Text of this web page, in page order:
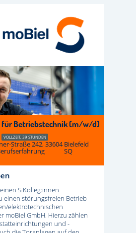
für Betriebstechnik (m/w/d)
VOLLZEIT, 39 STUNDEN
Straße 242, 33604 Bielefeld
SQ
5 Kolleg:innen
einen störungsfreien Betrieb
elektrotechnischen
moBiel GmbH. Hierzu zählen
und -